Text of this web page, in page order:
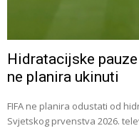
Hidratacijske
ne planira ukinuti
FIFA ne planira odustati od
Svjetskog prvenstva 2026.